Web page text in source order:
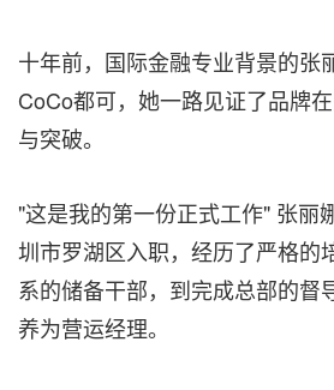
十年前，国际金融专业背景的张
CoCo都可，她一路见证了品牌
与突破。
"这是我的第一份正式工作" 张丽
圳市罗湖区入职，经历了严格的
系的储备干部，到完成总部的督
养为营运经理。